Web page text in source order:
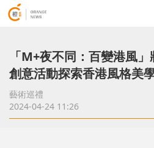
「M+夜不同：百變港風
創意活動探索香港風格美
藝術巡禮
2024-04-24 11:26